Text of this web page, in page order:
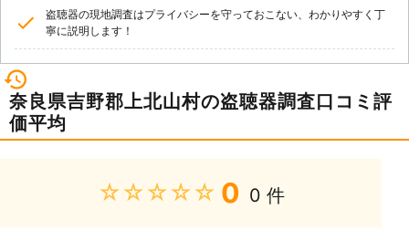
盗聴器の現地調査はプライバシーを守っておこない、わかりやすく丁
寧に説明します！
奈良県吉野郡上北山村の盗聴器調査口コミ評
価平均
★★★★★ 0 0 件